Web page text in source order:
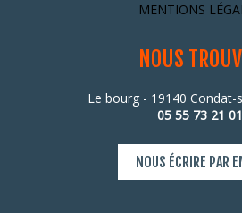
MENTIONS
NOUS
Le bourg - 19140 Condat-
05 55 73 21 01
NOUS ÉCRIRE PAR